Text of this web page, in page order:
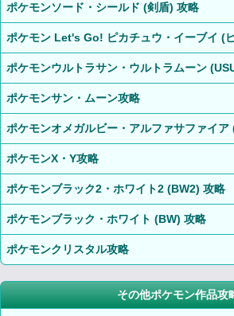
ポケモンソード・シールド (剣盾) 攻略
ポケモン Let's Go! ピカチュウ・イーブイ (
ポケモンウルトラサン・ウルトラムーン
ポケモンサン・ムーン攻略
ポケモンオメガルビー・アルファサファイア
ポケモンX・Y攻略
ポケモンブラック2・ホワイト2 (BW2) 攻略
ポケモンブラック・ホワイト (BW) 攻略
ポケモンクリスタル攻略
その他ポケモン作品攻